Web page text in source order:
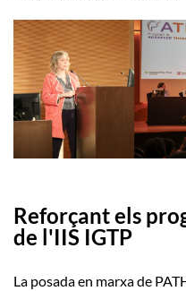
Reforçant els
de l'IIS IGTP
La posada en marxa de